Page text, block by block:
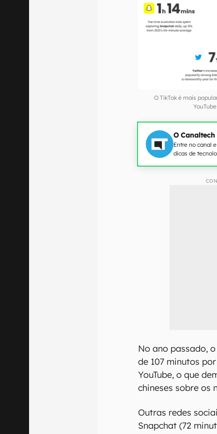
O TikTok é mais
O
Entre no canal
dicas de
No ano passado,
de 107 minutos
YouTube, o que
chineses sobre os
Outras redes
Snapchat (72